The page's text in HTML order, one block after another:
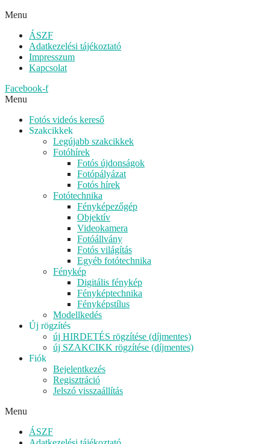
Menu
ÁSZF
Adatkezelési tájékoztató
Impresszum
Kapcsolat
Facebook-f
Menu
Fotós videós kereső
Szakcikkek
Legújabb szakcikkek
Fotóhírek
Fotós újdonságok
Fotópályázat
Fotós hírek
Fotótechnika
Fényképezőgép
Objektív
Videokamera
Fotóállvány
Fotós világítás
Egyéb fotótechnika
Fénykép
Digitális fénykép
Fényképtechnika
Fényképstílus
Modellkedés
Új rögzítés
új HIRDETÉS rögzítése (díjmentes)
új SZAKCIKK rögzítése (díjmentes)
Fiók
Bejelentkezés
Regisztráció
Jelszó visszaállítás
Menu
ÁSZF